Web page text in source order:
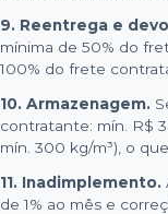
9. Reentrega e
mínima de 50% do
100% do frete
10. Armazenagem.
contratante: mín. R$
mín. 300 kg/m³), o
11. Inadimplemento.
de 1% ao mês e